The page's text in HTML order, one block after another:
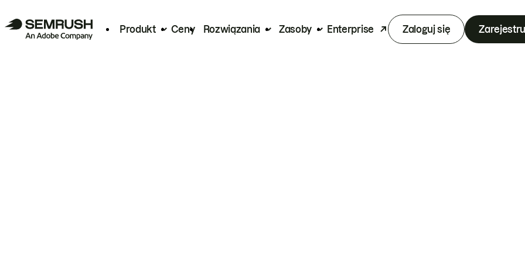
Produkt Ceny Rozwiązania Zasoby Enterprise Zaloguj się